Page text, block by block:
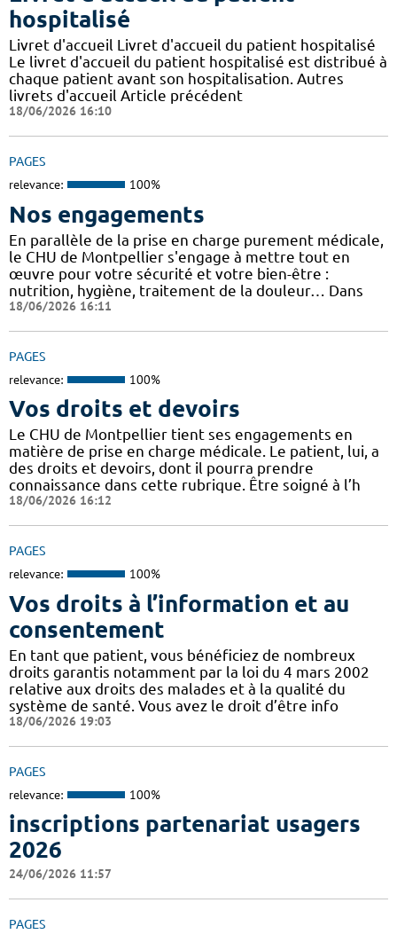
hospitalisé
Livret d'accueil Livret d'accueil du patient hospitalisé
Le livret d'accueil du patient hospitalisé est distribué à
chaque patient avant son hospitalisation. Autres
livrets d'accueil Article précédent
18/06/2026 16:10
PAGES
relevance: 100%
Nos engagements
En parallèle de la prise en charge purement médicale,
le CHU de Montpellier s'engage à mettre tout en
œuvre pour votre sécurité et votre bien-être :
nutrition, hygiène, traitement de la douleur… Dans
18/06/2026 16:11
PAGES
relevance: 100%
Vos droits et devoirs
Le CHU de Montpellier tient ses engagements en
matière de prise en charge médicale. Le patient, lui, a
des droits et devoirs, dont il pourra prendre
connaissance dans cette rubrique. Être soigné à l’h
18/06/2026 16:12
PAGES
relevance: 100%
Vos droits à l’information et au
consentement
En tant que patient, vous bénéficiez de nombreux
droits garantis notamment par la loi du 4 mars 2002
relative aux droits des malades et à la qualité du
système de santé. Vous avez le droit d’être info
18/06/2026 19:03
PAGES
relevance: 100%
inscriptions partenariat usagers
2026
24/06/2026 11:57
PAGES